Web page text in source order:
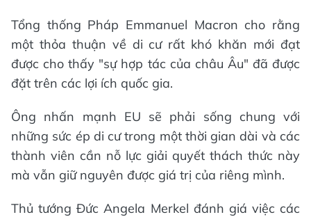
Tổng thống Pháp Emmanuel Macron cho rằng
một thỏa thuận về di cư rất khó khăn mới đạt
được cho thấy "sự hợp tác của châu Âu" đã được
đặt trên các lợi ích quốc gia.
Ông nhấn mạnh EU sẽ phải sống chung với
những sức ép di cư trong một thời gian dài và các
thành viên cần nỗ lực giải quyết thách thức này
mà vẫn giữ nguyên được giá trị của riêng mình.
Thủ tướng Đức Angela Merkel đánh giá việc các